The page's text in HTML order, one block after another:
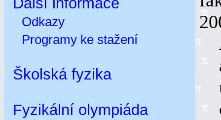
Odkazy
Programy ke stažení
Školská fyzika
Fyzikální olympiáda